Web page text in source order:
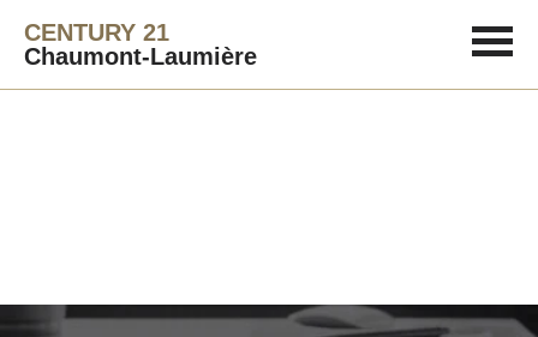
CENTURY 21
Chaumont-Laumière